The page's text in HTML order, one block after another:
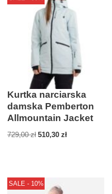
Kurtka narciarska
damska Pemberton
Allmountain Jacket
729,00zł 510,30 zł
SALE - 10%